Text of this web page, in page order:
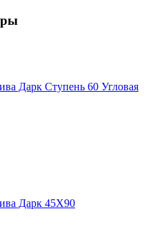
Дарк Ступень 60 Угловая
Дарк 45X90